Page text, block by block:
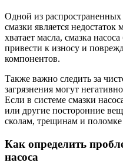
Одной из
смазки является недостаток
хватает масла, смазка
привести к износу и
компонентов.
Также важно следить за
загрязнения могут
Если в системе смазки
или другие посторонние
сколам, трещинам и поломке
Как определить
насоса